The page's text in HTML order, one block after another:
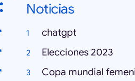
Noticias
chatgpt
Elecciones 2023
Copa mundial